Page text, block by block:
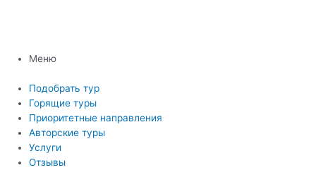
Меню
Подобрать тур
Горящие туры
Приоритетные направления
Авторские туры
Услуги
Отзывы